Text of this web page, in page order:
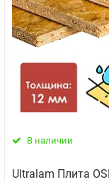
В наличии
Ultralam Плита